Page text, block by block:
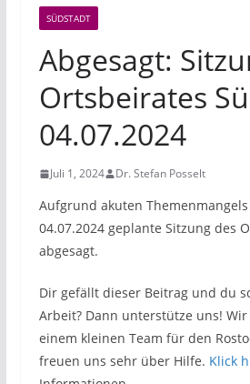
SÜDSTADT
Abgesagt:
Ortsbeirates
04.07.2024
Juli 1, 2024 Dr. Stefan Posselt
Aufgrund akuten
04.07.2024 geplante Sitzung des
abgesagt.
Dir gefällt dieser Beitrag und du
Arbeit? Dann unterstütze uns!
einem kleinen Team für den
freuen uns sehr über Hilfe. Klick